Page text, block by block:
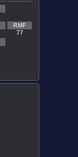
RMF
77